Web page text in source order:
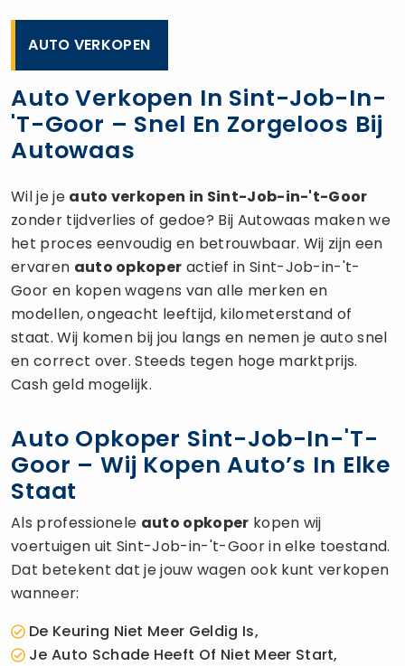
AUTO VERKOPEN
Auto Verkopen In Sint-Job-In-
't-Goor – Snel En Zorgeloos Bij
Autowaas
Wil je je auto verkopen in Sint-Job-in-'t-Goor
zonder tijdverlies of gedoe? Bij Autowaas maken we
het proces eenvoudig en betrouwbaar. Wij zijn een
ervaren auto opkoper actief in Sint-Job-in-'t-
Goor en kopen wagens van alle merken en
modellen, ongeacht leeftijd, kilometerstand of
staat. Wij komen bij jou langs en nemen je auto snel
en correct over. Steeds tegen hoge marktprijs.
Cash geld mogelijk.
Auto Opkoper Sint-Job-In-'t-
Goor – Wij Kopen Auto’s In Elke
Staat
Als professionele auto opkoper kopen wij
voertuigen uit Sint-Job-in-'t-Goor in elke toestand.
Dat betekent dat je jouw wagen ook kunt verkopen
wanneer:
De Keuring Niet Meer Geldig Is,
Je Auto Schade Heeft Of Niet Meer Start,